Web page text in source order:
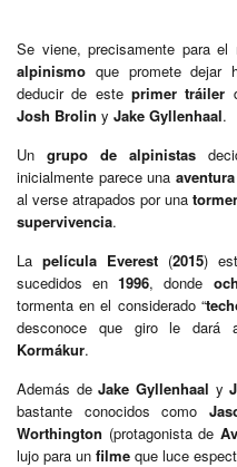
Se viene, precisamente para el
alpinismo que promete dejar
deducir de este primer tráiler
Josh Brolin y Jake Gyllenhaal.
Un grupo de alpinistas
inicialmente parece una
al verse atrapados por una
supervivencia.
La película Everest(2015)
sucedidos en1996, donde
tormenta en el considerado “
desconoce que giro le
Kormákur.
Además deJake Gyllenhaal y
bastante conocidos como
Worthington (protagonista de
lujo para un filme que luce